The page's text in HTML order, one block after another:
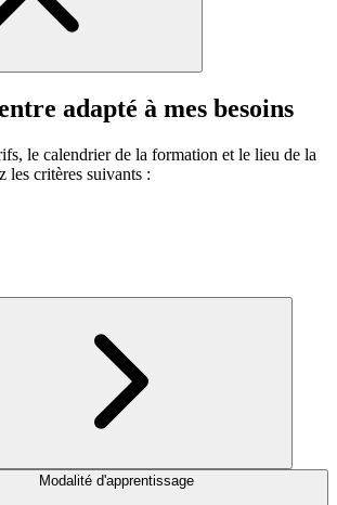
adapté à mes besoins
le calendrier de la formation et le lieu de la
les critères suivants :
Modalité d'apprentissage